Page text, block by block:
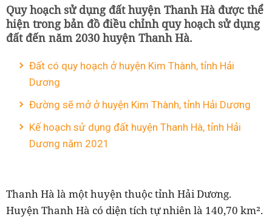
Quy hoạch sử dụng đất huyện Thanh Hà được thể
hiện trong bản đồ điều chỉnh quy hoạch sử dụng
đất đến năm 2030 huyện Thanh Hà.
Đất có quy hoạch ở huyện Kim Thành, tỉnh Hải
Dương
Đường sẽ mở ở huyện Kim Thành, tỉnh Hải Dương
Kế hoạch sử dụng đất huyện Thanh Hà, tỉnh Hải
Dương năm 2021
Thanh Hà là một huyện thuộc tỉnh Hải Dương.
Huyện Thanh Hà có diện tích tự nhiên là 140,70 km².